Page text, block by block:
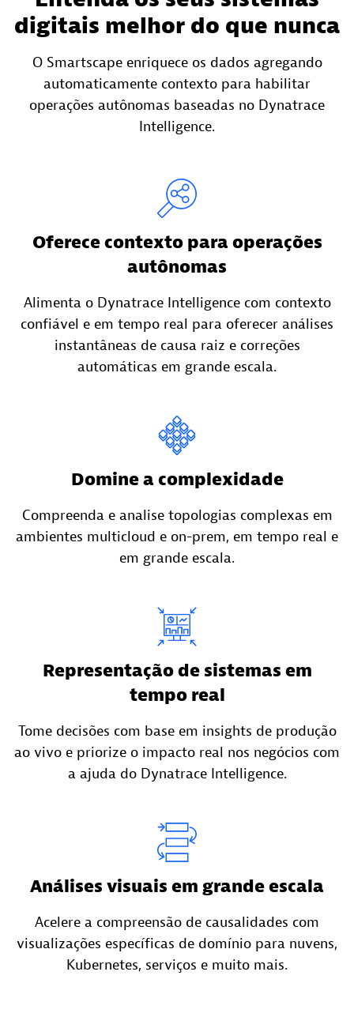
digitais melhor do que nunca
O Smartscape enriquece os dados agregando
automaticamente contexto para habilitar
operações autônomas baseadas no Dynatrace
Intelligence.
Oferece contexto para operações
autônomas
Alimenta o Dynatrace Intelligence com contexto
confiável e em tempo real para oferecer análises
instantâneas de causa raiz e correções
automáticas em grande escala.
Domine a complexidade
Compreenda e analise topologias complexas em
ambientes multicloud e on-prem, em tempo real e
em grande escala.
Representação de sistemas em
tempo real
Tome decisões com base em insights de produção
ao vivo e priorize o impacto real nos negócios com
a ajuda do Dynatrace Intelligence.
Análises visuais em grande escala
Acelere a compreensão de causalidades com
visualizações específicas de domínio para nuvens,
Kubernetes, serviços e muito mais.